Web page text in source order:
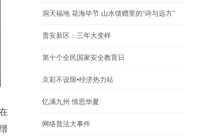
洞天福地 花海毕节 山水馈赠里的“诗与远方”
贵安新区：三年大变样
第十个全民国家安全教育日
京彩不设限•经济热力站
忆满九州 情思华夏
网络普法大事件